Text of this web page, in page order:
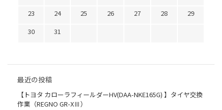
23
24 25 26 27 28
29
30
31
最近の投稿
【トヨタ カローラフィールダーHV(DAA-NKE165G) 】タイヤ交換
作業（REGNO GR-XⅢ）